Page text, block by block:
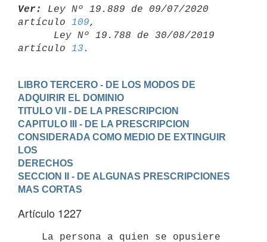
Ver:
Ley Nº 19.889 de 09/07/2020
artículo 109,
artículo 13
LIBRO TERCERO - DE LOS MODOS DE
ADQUIRIR EL DOMINIO
TITULO VII - DE LA PRESCRIPCION
CAPITULO III - DE LA PRESCRIPCION
CONSIDERADA COMO MEDIO DE EXTINGUIR
LOS
DERECHOS
SECCION II - DE ALGUNAS PRESCRIPCIONES
MAS CORTAS
Artículo 1227